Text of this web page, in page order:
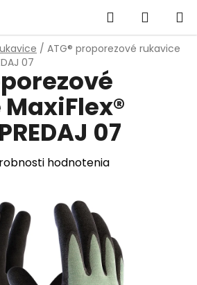
Hľadať
KOŠÍK
/ ATG® proporezové rukavice
07
07
hodnotenia